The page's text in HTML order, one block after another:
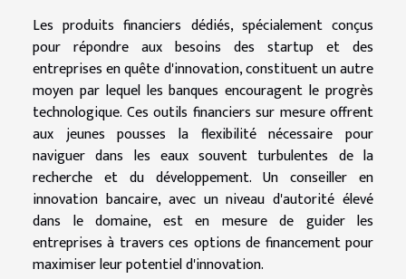
Les produits financiers dédiés, spécialement conçus
pour répondre aux besoins des startup et des
entreprises en quête d'innovation, constituent un autre
moyen par lequel les banques encouragent le progrès
technologique. Ces outils financiers sur mesure offrent
aux jeunes pousses la flexibilité nécessaire pour
naviguer dans les eaux souvent turbulentes de la
recherche et du développement. Un conseiller en
innovation bancaire, avec un niveau d'autorité élevé
dans le domaine, est en mesure de guider les
entreprises à travers ces options de financement pour
maximiser leur potentiel d'innovation.